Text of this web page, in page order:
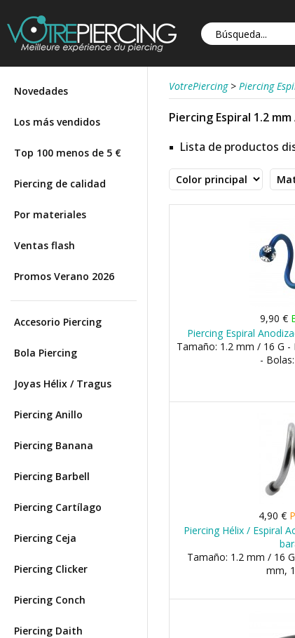
Novedades
Los más vendidos
Top 100 menos de 5 €
Piercing de calidad
Por materiales
Ventas flash
Promos Verano 2026
Accesorio Piercing
Bola Piercing
Joyas Hélix / Tragus
Piercing Anillo
Piercing Banana
Piercing Barbell
Piercing Cartílago
Piercing Ceja
Piercing Clicker
Piercing Conch
Piercing Daith
VotrePiercing > Piercing
Piercing Espiral 1.2 mm
Lista de productos
9,90 €
Piercing Espiral
Tamaño: 1.2 mm / 16 G
-
4,90 €
Piercing Hélix / Espiral
Tamaño: 1.2 mm / 16
mm,